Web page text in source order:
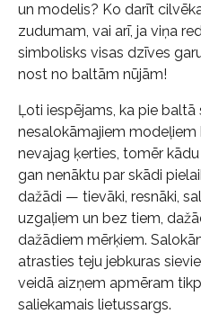
un modelis? Ko darīt
zudumam, vai arī, ja viņa
simbolisks visas dzīves
nost no baltām nūjām!
Ļoti iespējams, ka pie baltā
nesalokāmajiem modeļiem
nevajag ķerties, tomēr
gan nenāktu par skādi
dažādi — tievāki, resnāki,
uzgaļiem un bez tiem,
dažādiem mērķiem.
atrasties teju jebkuras
veidā aizņem apmēram
saliekamais lietussargs.